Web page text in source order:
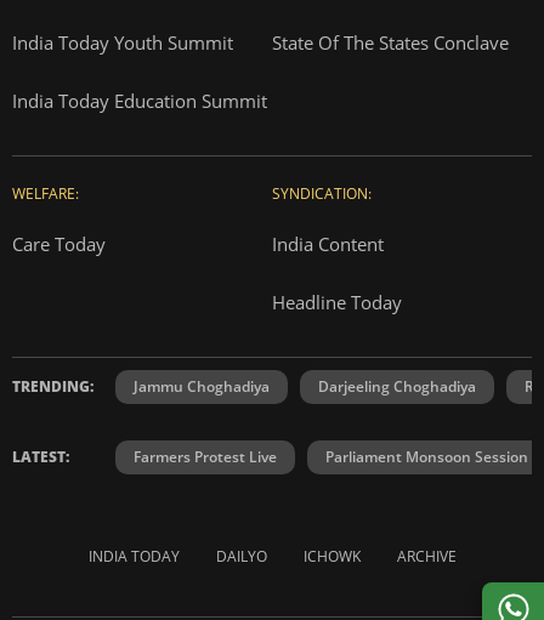
India Today Youth Summit State Of The States Conclave
India Today Education Summit
WELFARE:
Care Today
SYNDICATION:
India Content
Headline Today
TRENDING: Jammu Choghadiya Darjeeling Choghadiya
LATEST: Farmers Protest Live Parliament Monsoon Session
INDIA TODAY DAILYO ICHOWK ARCHIVE